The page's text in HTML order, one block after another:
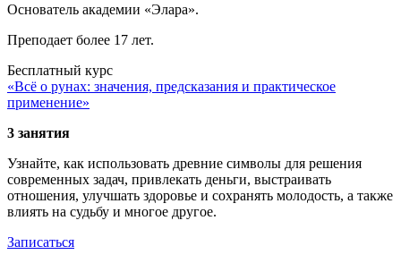
Основатель академии «Элара».
Преподает более 17 лет.
Бесплатный курс
«Всё о рунах: значения, предсказания и практическое
применение»
3 занятия
Узнайте, как использовать древние символы для решения
современных задач, привлекать деньги, выстраивать
отношения, улучшать здоровье и сохранять молодость, а также
влиять на судьбу и многое другое.
Записаться